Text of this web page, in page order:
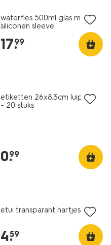
waterfles 500ml glas met
siliconen sleeve
17.
99
etiketten 26x8.3cm luipaard
- 20 stuks
0.
99
etui transparant hartjes
4.
59